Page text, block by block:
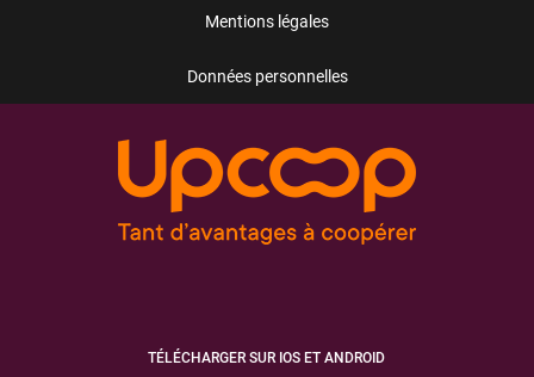
Mentions légales
Données personnelles
TÉLÉCHARGER SUR IOS ET ANDROID